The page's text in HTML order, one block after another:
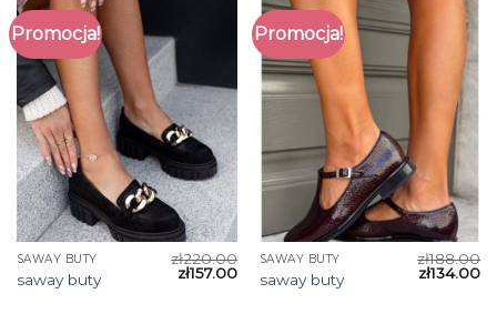
Promocja!
SAWAY BUTY
saway buty
zł220.00
zł157.00
Promocja!
SAWAY BUTY
saway buty
zł188.00
zł134.00